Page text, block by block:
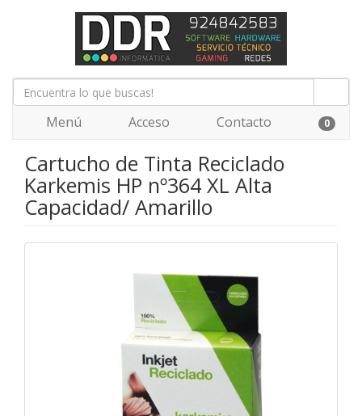
Menú Acceso Contacto 0
Cartucho de Tinta Reciclado
Karkemis HP nº364 XL Alta
Capacidad/ Amarillo